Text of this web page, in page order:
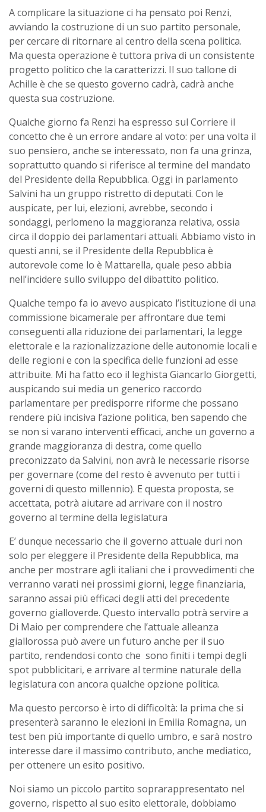
A complicare la situazione ci ha pensato poi Renzi,
avviando la costruzione di un suo partito personale,
per cercare di ritornare al centro della scena politica.
Ma questa operazione è tuttora priva di un consistente
progetto politico che la caratterizzi. Il suo tallone di
Achille è che se questo governo cadrà, cadrà anche
questa sua costruzione.
Qualche giorno fa Renzi ha espresso sul Corriere il
concetto che è un errore andare al voto: per una volta il
suo pensiero, anche se interessato, non fa una grinza,
soprattutto quando si riferisce al termine del mandato
del Presidente della Repubblica. Oggi in parlamento
Salvini ha un gruppo ristretto di deputati. Con le
auspicate, per lui, elezioni, avrebbe, secondo i
sondaggi, perlomeno la maggioranza relativa, ossia
circa il doppio dei parlamentari attuali. Abbiamo visto in
questi anni, se il Presidente della Repubblica è
autorevole come lo è Mattarella, quale peso abbia
nell’incidere sullo sviluppo del dibattito politico.
Qualche tempo fa io avevo auspicato l’istituzione di una
commissione bicamerale per affrontare due temi
conseguenti alla riduzione dei parlamentari, la legge
elettorale e la razionalizzazione delle autonomie locali e
delle regioni e con la specifica delle funzioni ad esse
attribuite. Mi ha fatto eco il leghista Giancarlo Giorgetti,
auspicando sui media un generico raccordo
parlamentare per predisporre riforme che possano
rendere più incisiva l’azione politica, ben sapendo che
se non si varano interventi efficaci, anche un governo a
grande maggioranza di destra, come quello
preconizzato da Salvini, non avrà le necessarie risorse
per governare (come del resto è avvenuto per tutti i
governi di questo millennio). E questa proposta, se
accettata, potrà aiutare ad arrivare con il nostro
governo al termine della legislatura
E’ dunque necessario che il governo attuale duri non
solo per eleggere il Presidente della Repubblica, ma
anche per mostrare agli italiani che i provvedimenti che
verranno varati nei prossimi giorni, legge finanziaria,
saranno assai più efficaci degli atti del precedente
governo gialloverde. Questo intervallo potrà servire a
Di Maio per comprendere che l’attuale alleanza
giallorossa può avere un futuro anche per il suo
partito, rendendosi conto che sono finiti i tempi degli
spot pubblicitari, e arrivare al termine naturale della
legislatura con ancora qualche opzione politica.
Ma questo percorso è irto di difficoltà: la prima che si
presenterà saranno le elezioni in Emilia Romagna, un
test ben più importante di quello umbro, e sarà nostro
interesse dare il massimo contributo, anche mediatico,
per ottenere un esito positivo.
Noi siamo un piccolo partito soprarappresentato nel
governo, rispetto al suo esito elettorale, dobbiamo